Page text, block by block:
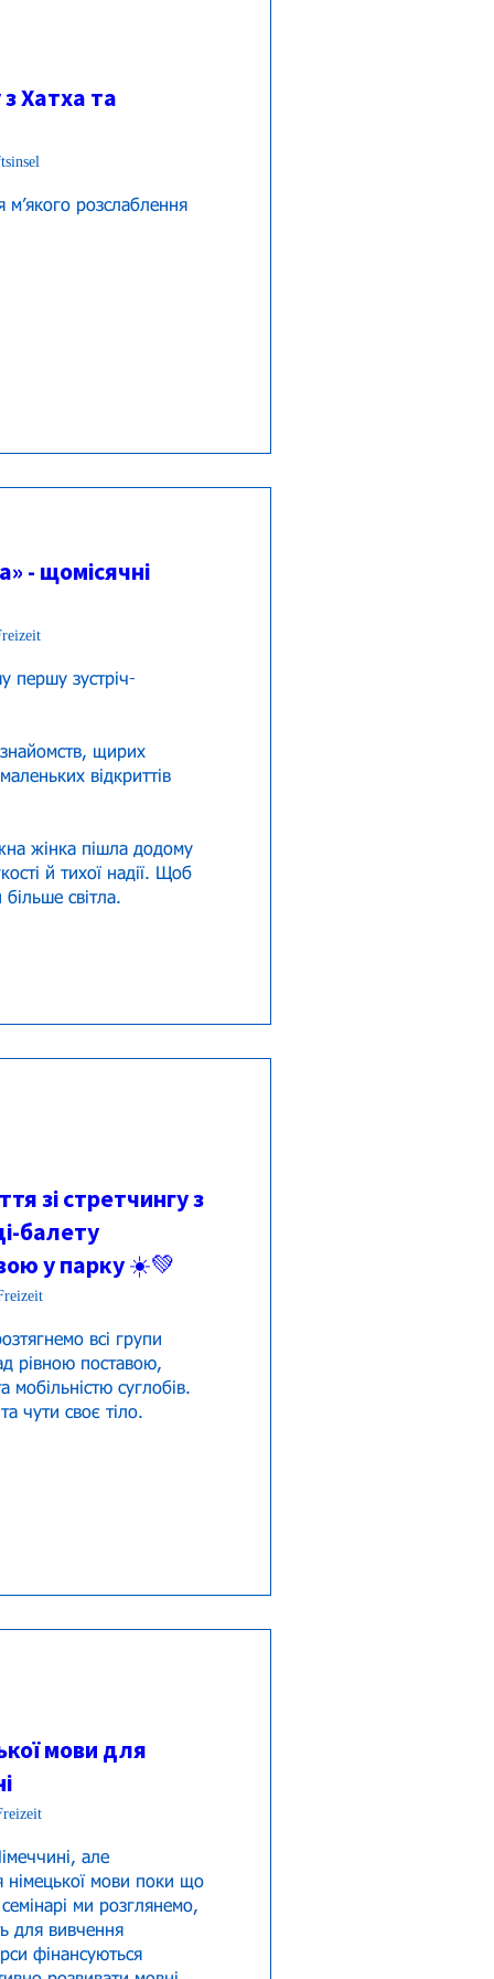
Хатха та
розслаблення
- щомісячні
першу зустріч-
щирих
відкриттів
жінка пішла додому
й тихої надії. Щоб
світла.
зі стретчингу з
балету
у парку ☀️💚
всі групи
рівною поставою,
мобільністю суглобів.
мови для
але
німецької мови поки що
ми розглянемо,
для вивчення
фінансуються